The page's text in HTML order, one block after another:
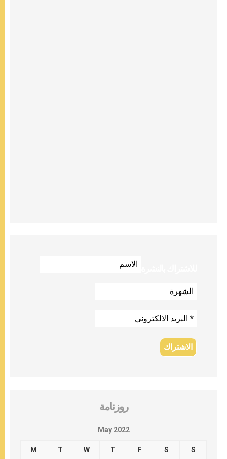
روزنامة
May 2022
M T W T F S S